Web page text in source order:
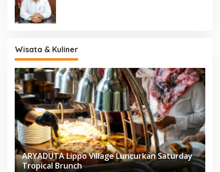
Wisata & Kuliner
ARYADUTA Lippo Village Luncurkan Saturday
Tropical Brunch